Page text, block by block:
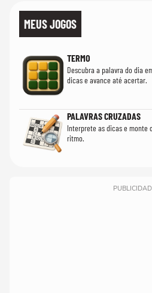
MEUS JOGOS
TERMO
Descubra a palavra do dia
dicas e avance até acertar.
PALAVRAS CRUZADAS
Interprete as dicas e monte
ritmo.